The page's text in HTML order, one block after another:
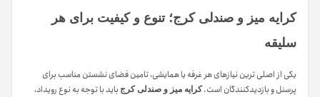
کرایه میز و صندلی کرج؛ تنوع و کیفیت برای هر
سلیقه
یکی از اصلی ترین نیازهای هر غرفه یا همایشی، تامین فضای نشستن مناسب برای
پرسنل و بازدیدکنندگان است.کرایه میز و صندلی کرج باید با توجه به نوع رویداد،